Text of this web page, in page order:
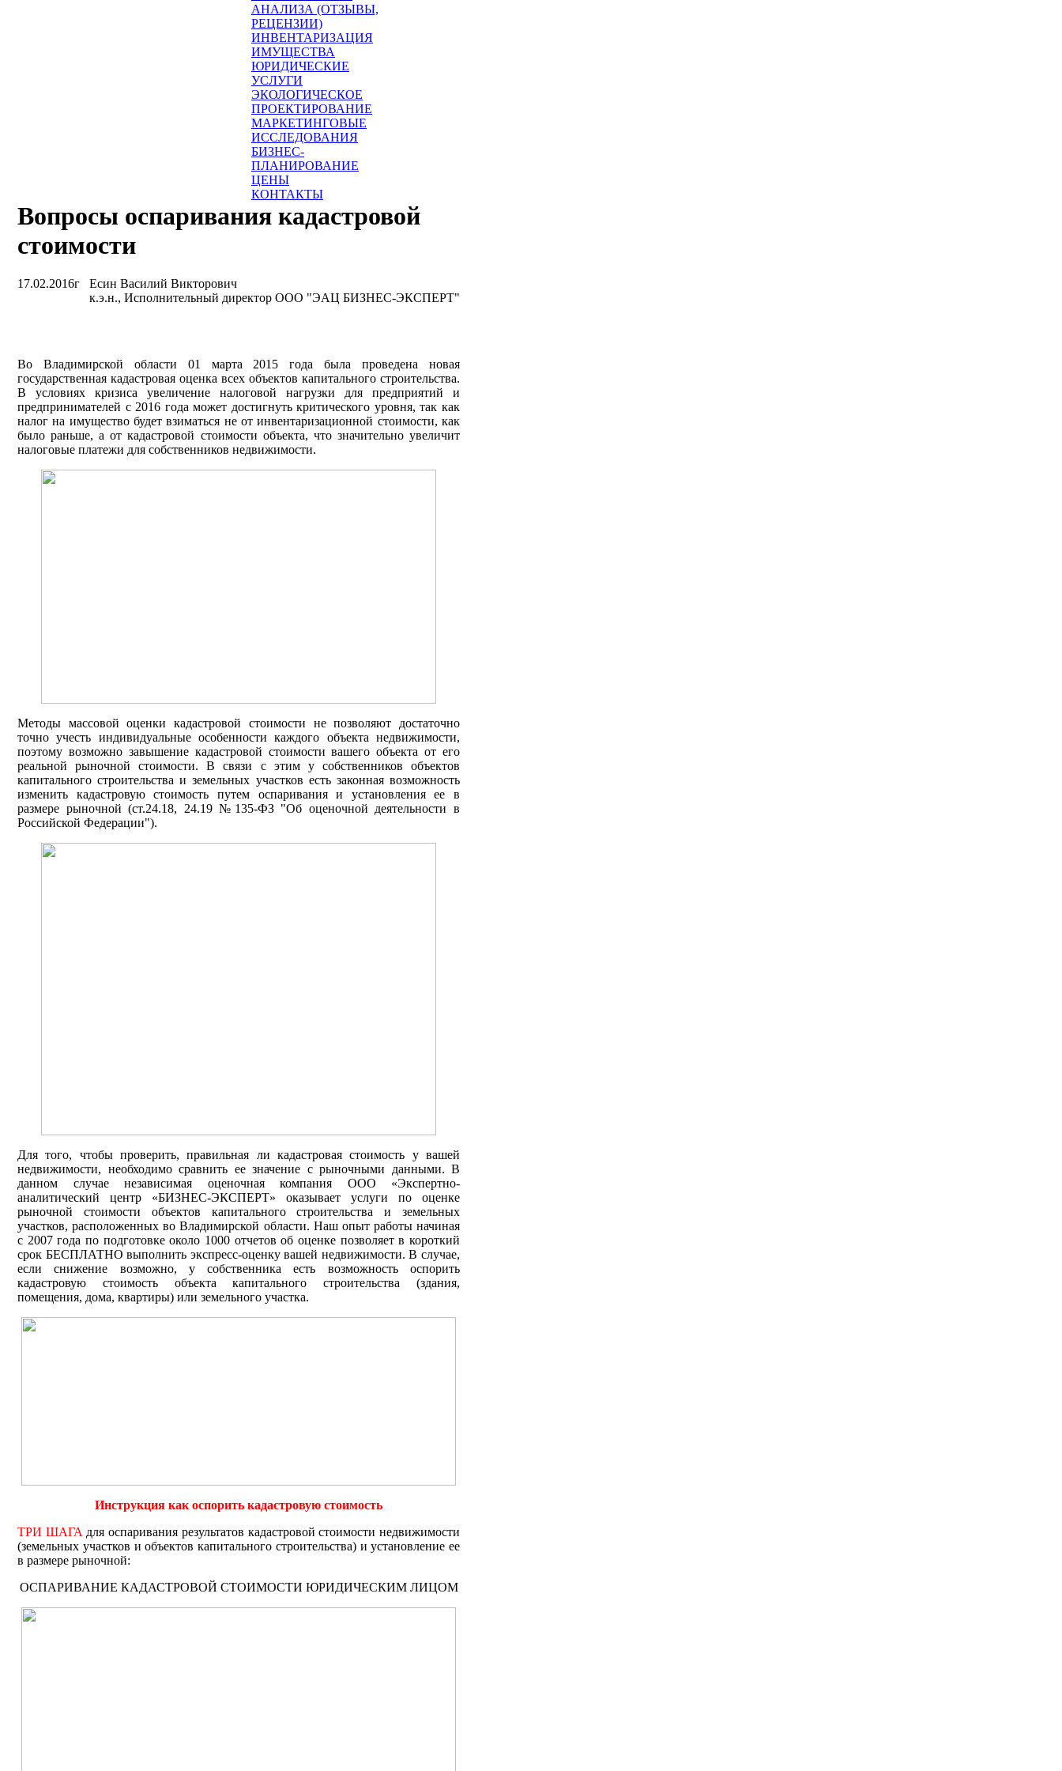
АНАЛИЗА (ОТЗЫВЫ,
РЕЦЕНЗИИ)
ИНВЕНТАРИЗАЦИЯ
ИМУЩЕСТВА
ЮРИДИЧЕСКИЕ
УСЛУГИ
ЭКОЛОГИЧЕСКОЕ
ПРОЕКТИРОВАНИЕ
МАРКЕТИНГОВЫЕ
ИССЛЕДОВАНИЯ
БИЗНЕС-
ПЛАНИРОВАНИЕ
ЦЕНЫ
КОНТАКТЫ
Вопросы оспаривания кадастровой
стоимости
17.02.2016г
Есин Василий Викторович
к.э.н., Исполнительный директор ООО "ЭАЦ БИЗНЕС-ЭКСПЕРТ"
Во Владимирской области 01 марта 2015 года была проведена новая
государственная кадастровая оценка всех объектов капитального строительства.
В условиях кризиса увеличение налоговой нагрузки для предприятий и
предпринимателей с 2016 года может достигнуть критического уровня, так как
налог на имущество будет взиматься не от инвентаризационной стоимости, как
было раньше, а от кадастровой стоимости объекта, что значительно увеличит
налоговые платежи для собственников недвижимости.
Методы массовой оценки кадастровой стоимости не позволяют достаточно
точно учесть индивидуальные особенности каждого объекта недвижимости,
поэтому возможно завышение кадастровой стоимости вашего объекта от его
реальной рыночной стоимости. В связи с этим у собственников объектов
капитального строительства и земельных участков есть законная возможность
изменить кадастровую стоимость путем оспаривания и установления ее в
размере рыночной (ст.24.18, 24.19 №135-ФЗ "Об оценочной деятельности в
Российской Федерации").
Для того, чтобы проверить, правильная ли кадастровая стоимость у вашей
недвижимости, необходимо сравнить ее значение с рыночными данными. В
данном случае независимая оценочная компания ООО «Экспертно-
аналитический центр «БИЗНЕС-ЭКСПЕРТ» оказывает услуги по оценке
рыночной стоимости объектов капитального строительства и земельных
участков, расположенных во Владимирской области. Наш опыт работы начиная
с 2007 года по подготовке около 1000 отчетов об оценке позволяет в короткий
срок БЕСПЛАТНО выполнить экспресс-оценку вашей недвижимости. В случае,
если снижение возможно, у собственника есть возможность оспорить
кадастровую стоимость объекта капитального строительства (здания,
помещения, дома, квартиры) или земельного участка.
Инструкция как оспорить кадастровую стоимость
ТРИ ШАГАдля оспаривания результатов кадастровой стоимости недвижимости
(земельных участков и объектов капитального строительства) и установление ее
в размере рыночной:
ОСПАРИВАНИЕ КАДАСТРОВОЙ СТОИМОСТИ ЮРИДИЧЕСКИМ ЛИЦОМ